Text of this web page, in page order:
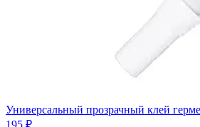
Универсальный прозрачный клей
195 ₽